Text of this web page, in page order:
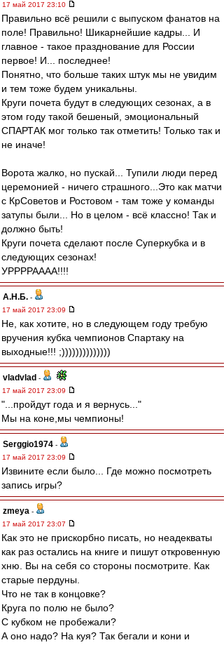
17 май 2017 23:10
Правильно всё решили с выпуском фанатов на
поле! Правильно! Шикарнейшие кадры... И
главное - такое празднование для России
первое! И... последнее!
Понятно, что больше таких штук мы не увидим
и тем тоже будем уникальны.
Круги почета будут в следующих сезонах, а в
этом году такой бешеный, эмоциональный
СПАРТАК мог только так отметить! Только так и
не иначе!
Ворота жалко, но пускай... Тупили люди перед
церемонией - ничего страшного...Это как матчи
с КрСоветов и Ростовом - там тоже у команды
затупы были... Но в целом - всё классно! Так и
должно быть!
Круги почета сделают после Суперкубка и в
следующих сезонах!
УРРРРАААА!!!!
А.Н.Б. -
17 май 2017 23:09
Не, как хотите, но в следующем году требую
вручения кубка чемпионов Спартаку на
выходные!!! ;))))))))))))))
vladvlad -
17 май 2017 23:09
"...пройдут года и я вернусь..."
Мы на коне,мы чемпионы!
Serggio1974 -
17 май 2017 23:09
Извините если было... Где можно посмотреть
запись игры?
zmeya -
17 май 2017 23:07
Как это не прискорбно писать, но неадекваты
как раз остались на книге и пишут откровенную
хню. Вы на себя со стороны посмотрите. Как
старые пердуны.
Что не так в концовке?
Круга по полю не было?
С кубком не пробежали?
А оно надо? На куя? Так бегали и кони и